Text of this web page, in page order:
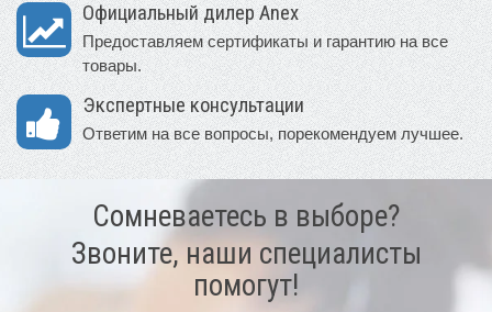
Официальный дилер Anex
Предоставляем сертификаты и гарантию на все
товары.
Экспертные консультации
Ответим на все вопросы, порекомендуем лучшее.
Сомневаетесь в выборе?
Звоните, наши специалисты
помогут!